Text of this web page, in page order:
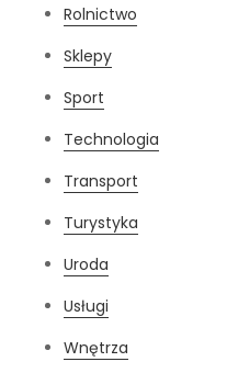
Rolnictwo
Sklepy
Sport
Technologia
Transport
Turystyka
Uroda
Usługi
Wnętrza